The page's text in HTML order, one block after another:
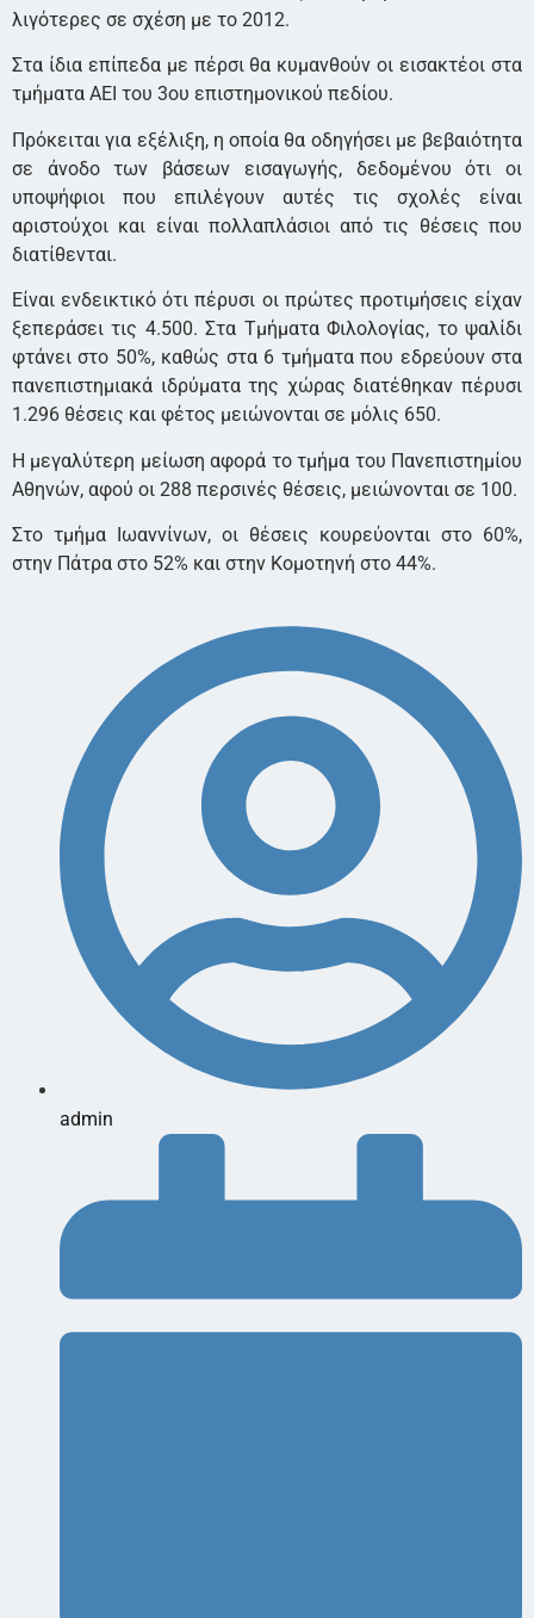
λιγότερες σε σχέση με το 2012.
Στα ίδια επίπεδα με πέρσι θα κυμανθούν οι εισακτέοι στα
τμήματα ΑΕΙ του 3ου επιστημονικού πεδίου.
Πρόκειται για εξέλιξη, η οποία θα οδηγήσει με βεβαιότητα
σε άνοδο των βάσεων εισαγωγής, δεδομένου ότι οι
υποψήφιοι που επιλέγουν αυτές τις σχολές είναι
αριστούχοι και είναι πολλαπλάσιοι από τις θέσεις που
διατίθενται.
Είναι ενδεικτικό ότι πέρυσι οι πρώτες προτιμήσεις είχαν
ξεπεράσει τις 4.500. Στα Τμήματα Φιλολογίας, το ψαλίδι
φτάνει στο 50%, καθώς στα 6 τμήματα που εδρεύουν στα
πανεπιστημιακά ιδρύματα της χώρας διατέθηκαν πέρυσι
1.296 θέσεις και φέτος μειώνονται σε μόλις 650.
Η μεγαλύτερη μείωση αφορά το τμήμα του Πανεπιστημίου
Αθηνών, αφού οι 288 περσινές θέσεις, μειώνονται σε 100.
Στο τμήμα Ιωαννίνων, οι θέσεις κουρεύονται στο 60%,
στην Πάτρα στο 52% και στην Κομοτηνή στο 44%.
admin